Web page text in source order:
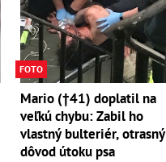
FOTO
Mario (†41) doplatil na
veľkú chybu: Zabil ho
vlastný bulteriér, otrasný
dôvod útoku psa